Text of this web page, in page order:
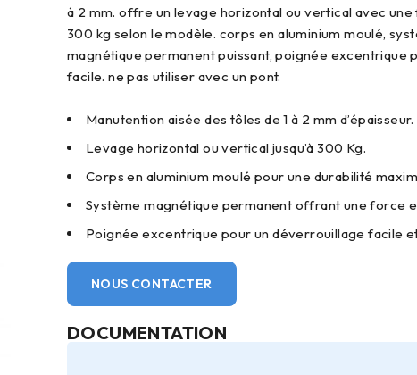
à 2 mm. offre un levage horizontal ou vertical avec
300 kg selon le modèle. corps en aluminium moulé,
magnétique permanent puissant, poignée excentrique
facile. ne pas utiliser avec un pont.
Manutention aisée des tôles de 1 à 2 mm d’épaisseur.
Levage horizontal ou vertical jusqu’à 300 Kg.
Corps en aluminium moulé pour une durabilité
Système magnétique permanent offrant une force
Poignée excentrique pour un déverrouillage facile
NOUS CONTACTER
DOCUMENTATION